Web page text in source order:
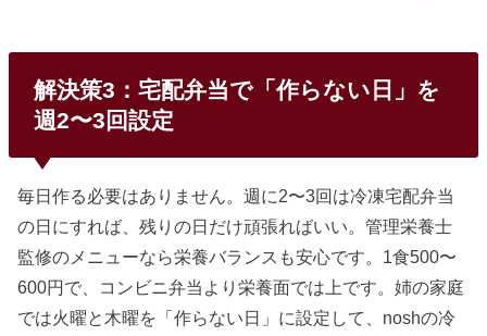
解決策3：宅配弁当で「作らない日」を
週2〜3回設定
毎日作る必要はありません。週に2〜3回は冷凍宅配弁当
の日にすれば、残りの日だけ頑張ればいい。管理栄養士
監修のメニューなら栄養バランスも安心です。1食500〜
600円で、コンビニ弁当より栄養面では上です。姉の家庭
では火曜と木曜を「作らない日」に設定して、noshの冷